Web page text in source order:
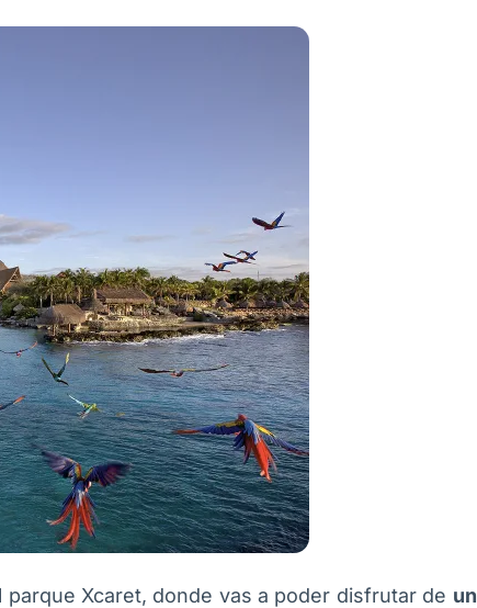
Xcaret, donde vas a poder disfrutar de un